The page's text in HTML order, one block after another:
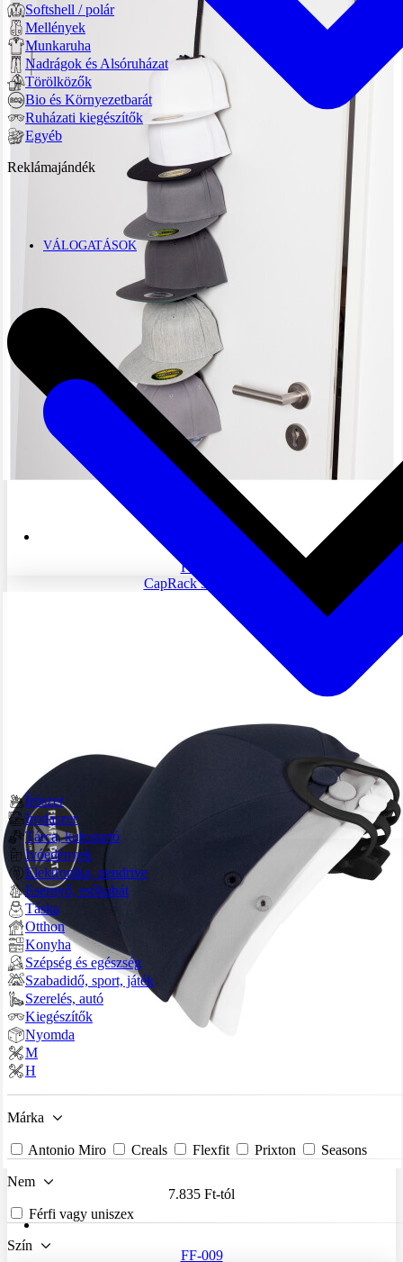
VÁLOGATÁSOK
Softshell / polár
Mellények
Munkaruha
Nadrágok és Alsóruházat
Törölközők
Bio és Környezetbarát
Ruházati kiegészítők
Egyéb
Reklámajándék
Írószer
Irodaszer
Tárca, kulcstartó
Ivóedények
Elektronika, pendrive
Esernyő, esőkabát
Táska
Otthon
Konyha
Szépség és egészség
Szabadidő, sport, játék
Szerelés, autó
Kiegészítők
Nyomda
M
H
Márka
Antonio Miro Creals Flexfit Prixton Seasons
Nem
Férfi vagy uniszex
Szín
4.882 Ft-tól
FF-008
CapRack 36 System
7.835 Ft-tól
FF-009